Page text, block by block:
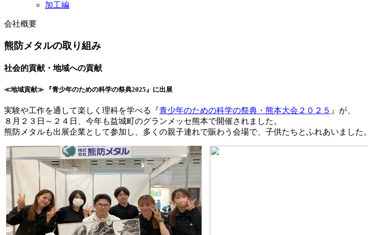
加工編
会社概要
熊防メタルの取り組み
社会的貢献・地域への貢献
≪地域貢献≫ 『青少年のための科学の祭典2025』に出展
実験や工作を通して楽しく理科を学べる『青少年のための科学の祭典・熊本大会２０２５ 』が、
８月２３日～２４日、今年も益城町のグランメッセ熊本で開催されました。
熊防メタルも出展企業として参加し、多くの親子連れで賑わう会場で、子供たちとふれあいました。